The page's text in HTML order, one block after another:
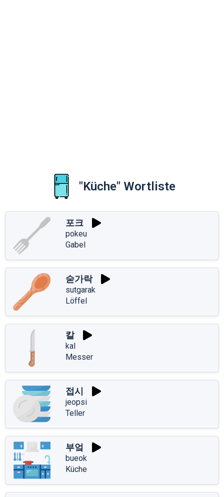
"Küche" Wortliste
포크
pokeu
Gabel
숟가락
sutgarak
Löffel
칼
kal
Messer
접시
jeopsi
Teller
부엌
bueok
Küche